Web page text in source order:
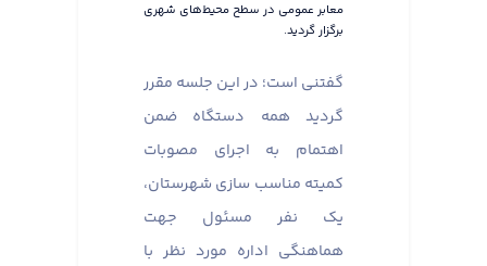
معابر عمومی در سطح محیط‌های شهری
برگزار گردید.
گفتنی است؛ در این جلسه مقرر
گردید همه دستگاه ضمن
اهتمام به اجرای مصوبات
کمیته مناسب سازی شهرستان،
یک نفر مسئول جهت
هماهنگی اداره مورد نظر با